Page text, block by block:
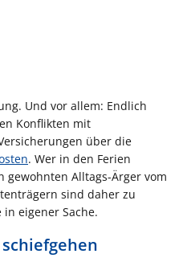
Und vor allem: Endlich
Konflikten mit
über die
. Wer in den Ferien
Alltags-Ärger vom
sind daher zu
eigener Sache.